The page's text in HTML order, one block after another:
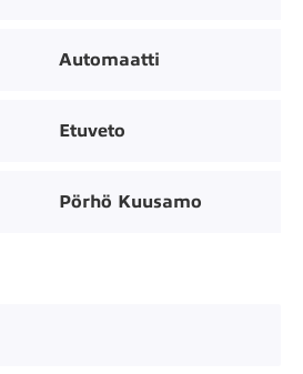
Automaatti
Etuveto
Pörhö Kuusamo